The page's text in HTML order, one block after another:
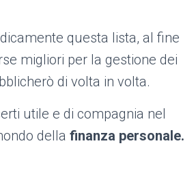
questa lista, al fine
migliori per la gestione dei
di volta in volta.
utile e di compagnia nel
della finanza personale.